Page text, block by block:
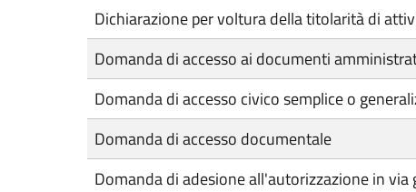
Dichiarazione per voltura della titolarità di
Domanda di accesso ai documenti
Domanda di accesso civico semplice o
Domanda di accesso documentale
Domanda di adesione all'autorizzazione in